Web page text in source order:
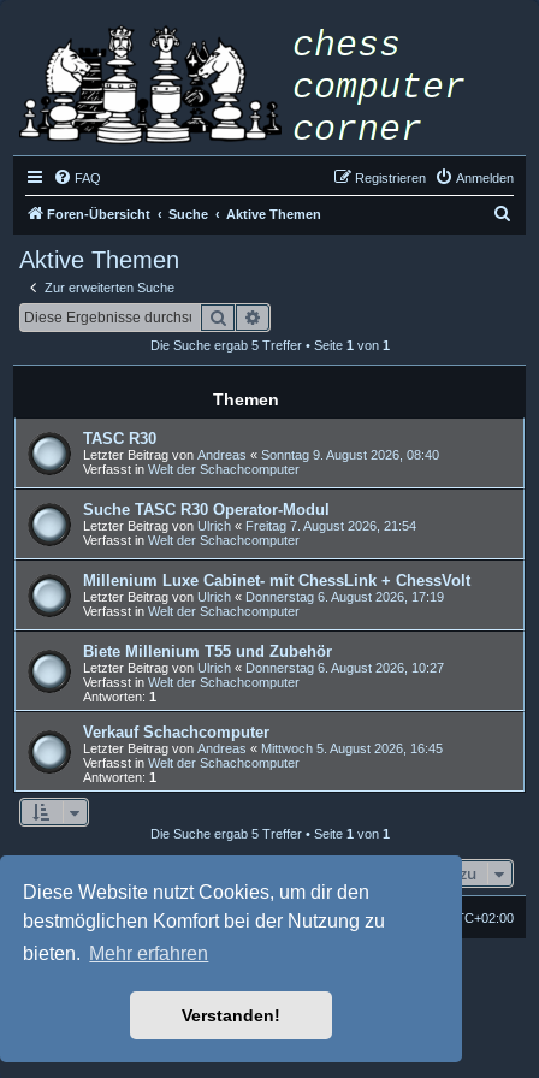
Diese Website nutzt Cookies, um dir den
bestmöglichen Komfort bei der Nutzung zu
bieten. Mehr erfahren
Verstanden!
FAQ Anmelden
Registrieren
Foren-Übersicht Suche Aktive Themen
Aktive Themen
Zur erweiterten Suche
Suche
Die Suche ergab 5 Treffer • Seite 1 von 1
Themen
TASC R30
Letzter Beitrag von Andreas « Sonntag 9. August 2026, 08:40
Verfasst in Welt der Schachcomputer
Suche TASC R30 Operator-Modul
Letzter Beitrag von Ulrich « Freitag 7. August 2026, 21:54
Verfasst in Welt der Schachcomputer
Millenium Luxe Cabinet- mit ChessLink + ChessVolt
Letzter Beitrag von Ulrich « Donnerstag 6. August 2026, 17:19
Verfasst in Welt der Schachcomputer
Biete Millenium T55 und Zubehör
Letzter Beitrag von Ulrich « Donnerstag 6. August 2026, 10:27
Verfasst in Welt der Schachcomputer
Antworten: 1
Verkauf Schachcomputer
Letzter Beitrag von Andreas « Mittwoch 5. August 2026, 16:45
Verfasst in Welt der Schachcomputer
Antworten: 1
Die Suche ergab 5 Treffer • Seite 1 von 1
Gehe zu
Foren-Übersicht Alle Zeiten sind UTC+02:00
Alle Cookies löschen
Powered byphpBB
Style: Multi Design by Joyce&Luna
phpBB-Style-Design
phpBB Two Factor Authentication ©
Datenschutz|Nutzungsbedingungen